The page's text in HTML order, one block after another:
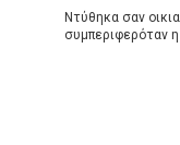
Ντύθηκα σαν
συμπεριφερόταν